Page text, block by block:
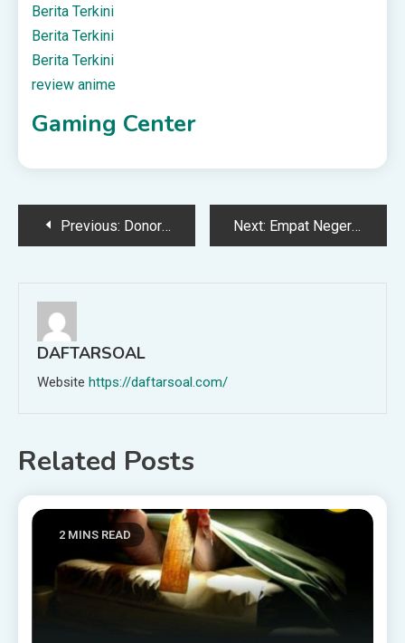
Berita Terkini
Berita Terkini
Berita Terkini
review anime
Gaming Center
PostPrevious: Donor Darah Kepada Ahli Maksiat Next: Empat Negeri Diramal Hujan Lebat Hingga Awal Pagi Ini
DAFTARSOAL
Website https://daftarsoal.com/
Related Posts
2 MINS READ